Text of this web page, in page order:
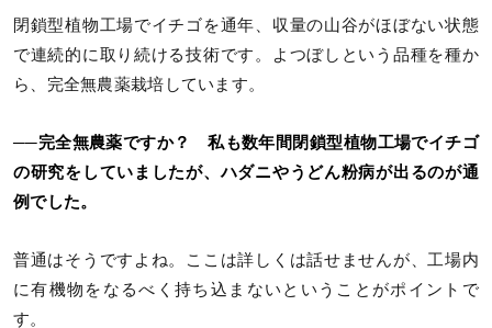
閉鎖型植物工場でイチゴを通年、収量の山谷がほぼない状態
で連続的に取り続ける技術です。よつぼしという品種を種か
ら、完全無農薬栽培しています。
──完全無農薬ですか？ 私も数年間閉鎖型植物工場でイチゴ
の研究をしていましたが、ハダニやうどん粉病が出るのが通
例でした。
普通はそうですよね。ここは詳しくは話せませんが、工場内
に有機物をなるべく持ち込まないということがポイントで
す。